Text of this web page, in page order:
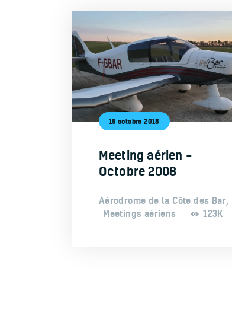
16 octobre 2018
Meeting aérien –
Octobre 2008
Aérodrome de la Côte des Bar,
Meetings aériens
123K